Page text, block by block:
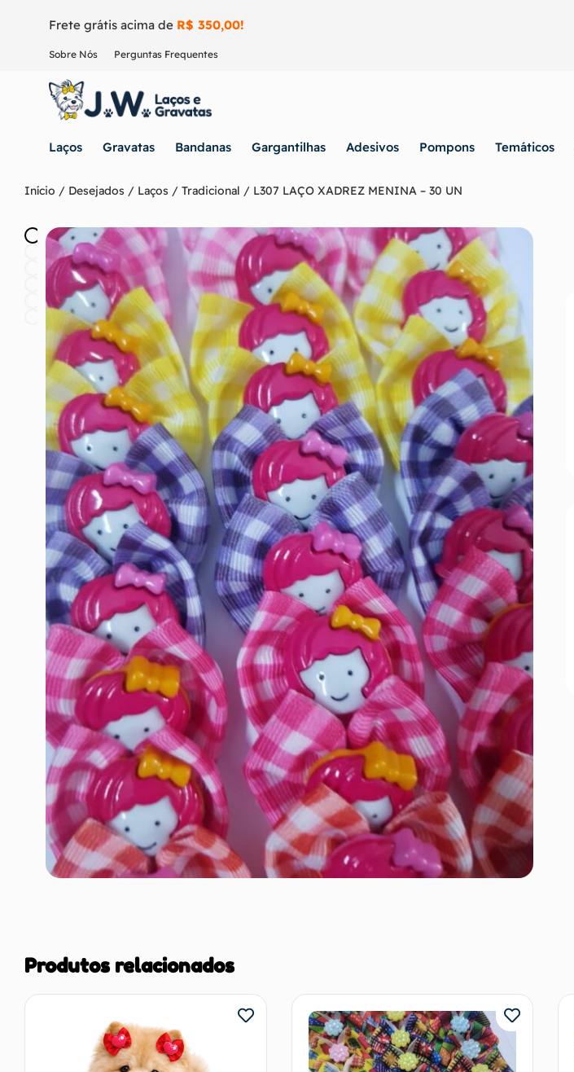
Frete grátis acima de R$ 350,00!
Sobre Nós Perguntas Frequentes
Laços Gravatas Bandanas Gargantilhas Adesivos Pompons Temáticos
Início / Desejados / Laços / Tradicional / L307 LAÇO XADREZ MENINA – 30 UN
Produtos relacionados